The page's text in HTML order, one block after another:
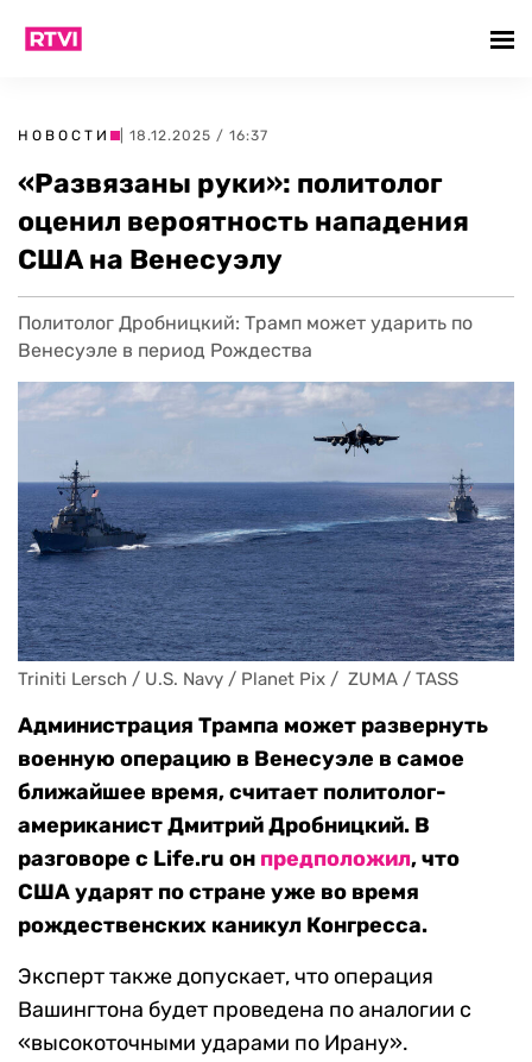
НОВОСТИ | 18.12.2025 / 16:37
«Развязаны руки»: политолог
оценил вероятность нападения
США на Венесуэлу
Политолог Дробницкий: Трамп может ударить по
Венесуэле в период Рождества
Triniti Lersch / U.S. Navy / Planet Pix /  ZUMA / TASS
Администрация Трампа может развернуть
военную операцию в Венесуэле в самое
ближайшее время, считает политолог-
американист Дмитрий Дробницкий. В
разговоре c Life.ru он предположил, что
США ударят по стране уже во время
рождественских каникул Конгресса.
Эксперт также допускает, что операция
Вашингтона будет проведена по аналогии с
«высокоточными ударами по Ирану».